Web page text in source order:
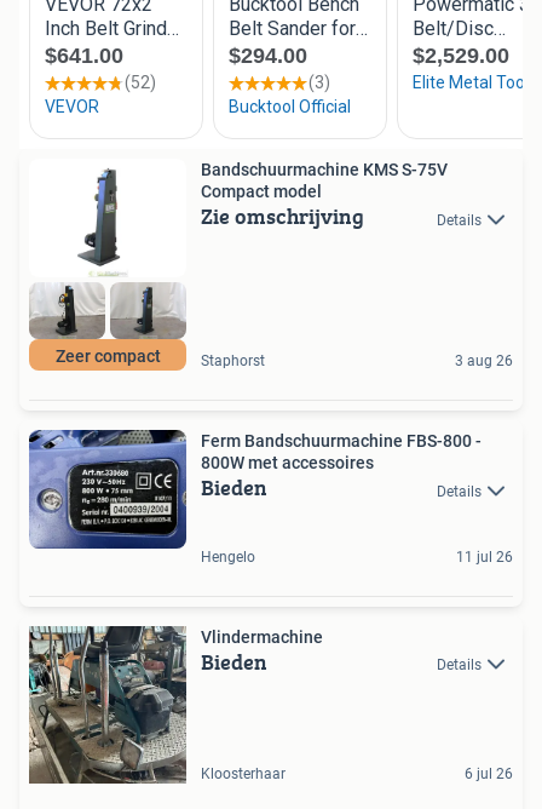
Zeer compact
Bandschuurmachine KMS S-75V
Compact model
Zie omschrijving Details
Staphorst 3 aug 26
Ferm Bandschuurmachine FBS-800 -
800W met accessoires
Bieden Details
Hengelo 11 jul 26
Vlindermachine
Bieden Details
Kloosterhaar 6 jul 26